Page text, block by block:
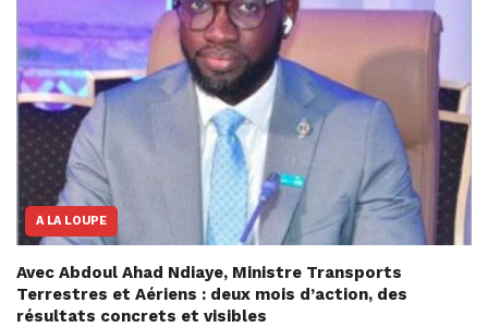
A LA LOUPE
Avec Abdoul Ahad Ndiaye, Ministre Transports
Terrestres et Aériens : deux mois d’action, des
résultats concrets et visibles